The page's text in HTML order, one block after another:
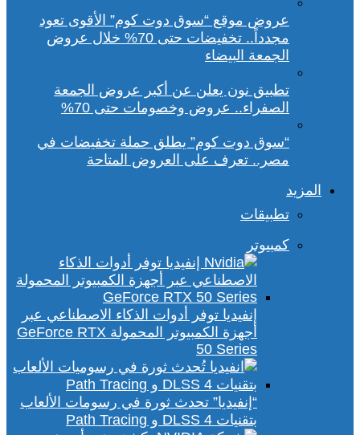
عروض موقع “سوق دوت كوم” الأقوى تعود
مجدداً.. تخفيضات حتى 70% خلال عروض
الجمعة البيضاء
تطبيق نون يعلن عن أكبر عروض الجمعة
الصفراء.. عروض وخصومات حتى 70%
“سوق دوت كوم” يطلق حملة تخفيضات في
مصر.. تعرف على العروض المتاحة
المزيد
تطبيقات
كمبيوتر
إنفيديا توفر أدوات الذكاء الاصطناعي عبر
أجهزة الكمبيوتر المحمولة GeForce RTX
50 Series
“إنفيديا” تحدث ثورة في رسومات الألعاب
بتقنيات DLSS 4 و Path Tracing